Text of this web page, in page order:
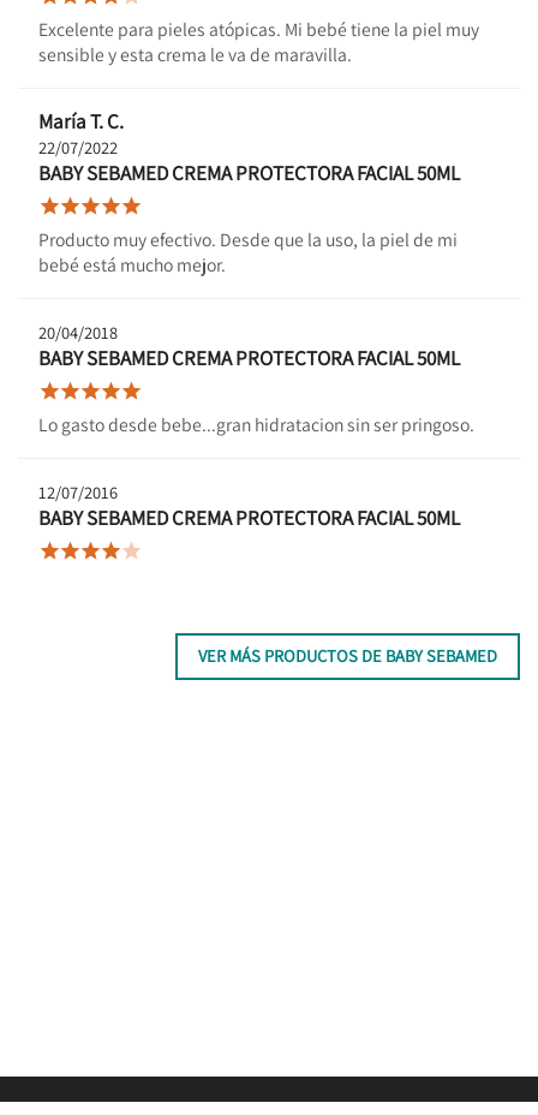
Excelente para pieles atópicas. Mi bebé tiene la piel muy
sensible y esta crema le va de maravilla.
María T. C.
22/07/2022
BABY SEBAMED CREMA PROTECTORA FACIAL 50ML

Producto muy efectivo. Desde que la uso, la piel de mi
bebé está mucho mejor.
20/04/2018
BABY SEBAMED CREMA PROTECTORA FACIAL 50ML

Lo gasto desde bebe...gran hidratacion sin ser pringoso.
12/07/2016
BABY SEBAMED CREMA PROTECTORA FACIAL 50ML

VER MÁS PRODUCTOS DE BABY SEBAMED